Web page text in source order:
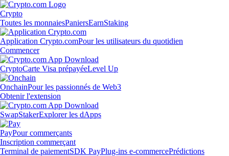
Crypto
Toutes les monnaiesPaniersEarnStaking
Application Crypto.comPour les utilisateurs du quotidien
Commencer
CryptoCarte Visa prépayéeLevel Up
OnchainPour les passionnés de Web3
Obtenir l'extension
SwapStakerExplorer les dApps
PayPour commerçants
Inscription commerçant
Terminal de paiementSDK PayPlug-ins e-commercePrédictions